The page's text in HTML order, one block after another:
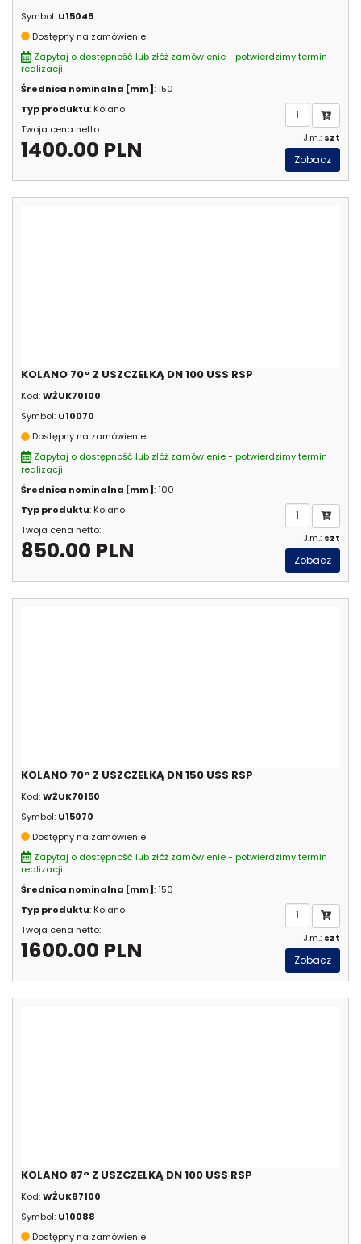
Symbol: U15045
Dostępny na zamówienie
Zapytaj o dostępność lub złóż zamówienie - potwierdzimy termin
realizacji
Średnica nominalna [mm]: 150
Typ produktu: Kolano
Twoja cena netto:
1400.00 PLN J.m.: szt
Zobacz
KOLANO 70° Z USZCZELKĄ DN 100 USS RSP
Kod:WŻUK70100
Symbol: U10070
Dostępny na zamówienie
Zapytaj o dostępność lub złóż zamówienie - potwierdzimy termin
realizacji
Średnica nominalna [mm]: 100
Typ produktu: Kolano
Twoja cena netto:
850.00 PLN J.m.: szt
Zobacz
KOLANO 70° Z USZCZELKĄ DN 150 USS RSP
Kod:WŻUK70150
Symbol: U15070
Dostępny na zamówienie
Zapytaj o dostępność lub złóż zamówienie - potwierdzimy termin
realizacji
Średnica nominalna [mm]: 150
Typ produktu: Kolano
Twoja cena netto:
1600.00 PLN J.m.: szt
Zobacz
KOLANO 87° Z USZCZELKĄ DN 100 USS RSP
Kod:WŻUK87100
Symbol: U10088
Dostępny na zamówienie